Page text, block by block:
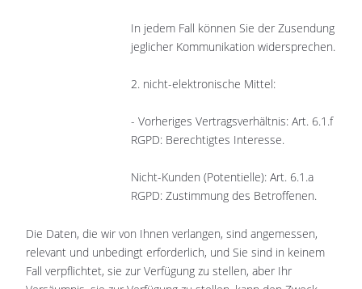
In jedem Fall können Sie der Zusendung
jeglicher Kommunikation widersprechen.
2. nicht-elektronische Mittel:
- Vorheriges Vertragsverhältnis: Art. 6.1.f
RGPD: Berechtigtes Interesse.
Nicht-Kunden (Potentielle): Art. 6.1.a
RGPD: Zustimmung des Betroffenen.
Die Daten, die wir von Ihnen verlangen, sind angemessen,
relevant und unbedingt erforderlich, und Sie sind in keinem
Fall verpflichtet, sie zur Verfügung zu stellen, aber Ihr